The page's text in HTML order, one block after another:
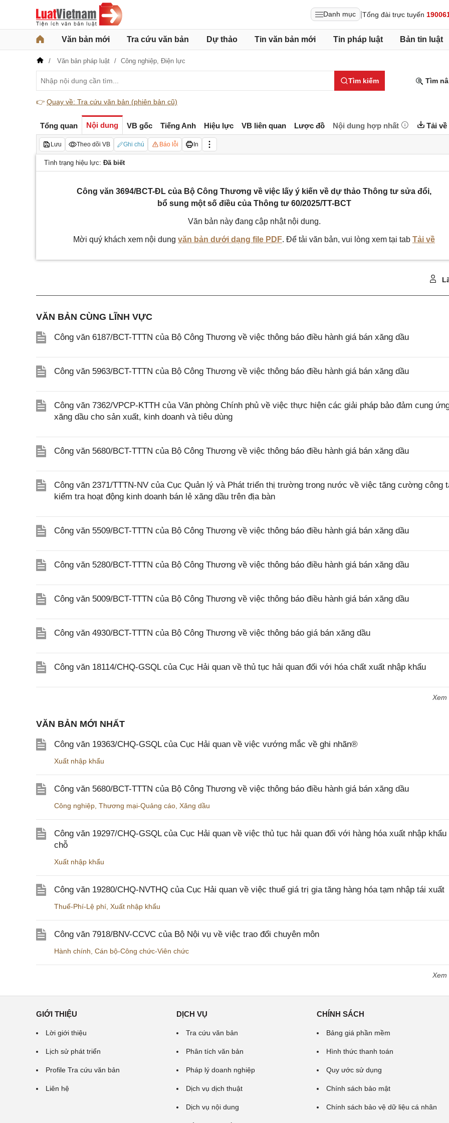
Danh mục Tổng đài trực tuyến
Văn bản mới Tra cứu văn bản Dự thảo Tin văn bản mới Tin pháp luật Bản tin luật
Văn bản pháp luật Công nghiệp, Điện lực
Tìm kiếm Tìm
👉 Quay về: Tra cứu văn bản (phiên bản cũ)
Tổng quan Nội dung VB gốc Tiếng Anh Hiệu lực VB liên quan Lược đồ Nội dung hợp nhất Tải về
Lưu Theo dõi VB Ghi chú Báo lỗi In
Tình trạng hiệu lực: Đã biết
Công văn 3694/BCT-ĐL của Bộ Công Thương về việc lấy ý kiến về dự thảo Thông tư sửa đổi,
bổ sung một số điều của Thông tư 60/2025/TT-BCT
Văn bản này đang cập nhật nội dung.
Mời quý khách xem nội dung văn bản dưới dạng file PDF. Để tải văn bản, vui lòng xem tại tab Tải về
VĂN BẢN CÙNG LĨNH VỰC
Công văn 6187/BCT-TTTN của Bộ Công Thương về việc thông báo điều hành giá bán xăng dầu
Công văn 5963/BCT-TTTN của Bộ Công Thương về việc thông báo điều hành giá bán xăng dầu
Công văn 7362/VPCP-KTTH của Văn phòng Chính phủ về việc thực hiện các giải pháp bảo đảm cung
xăng dầu cho sản xuất, kinh doanh và tiêu dùng
Công văn 5680/BCT-TTTN của Bộ Công Thương về việc thông báo điều hành giá bán xăng dầu
Công văn 2371/TTTN-NV của Cục Quản lý và Phát triển thị trường trong nước về việc tăng cường công
kiểm tra hoạt động kinh doanh bán lẻ xăng dầu trên địa bàn
Công văn 5509/BCT-TTTN của Bộ Công Thương về việc thông báo điều hành giá bán xăng dầu
Công văn 5280/BCT-TTTN của Bộ Công Thương về việc thông báo điều hành giá bán xăng dầu
Công văn 5009/BCT-TTTN của Bộ Công Thương về việc thông báo điều hành giá bán xăng dầu
Công văn 4930/BCT-TTTN của Bộ Công Thương về việc thông báo giá bán xăng dầu
Công văn 18114/CHQ-GSQL của Cục Hải quan về thủ tục hải quan đối với hóa chất xuất nhập khẩu
VĂN BẢN MỚI NHẤT
Công văn 19363/CHQ-GSQL của Cục Hải quan về việc vướng mắc về ghi nhãn®
Xuất nhập khẩu
Công văn 5680/BCT-TTTN của Bộ Công Thương về việc thông báo điều hành giá bán xăng dầu
Công nghiệp Thương mại-Quảng cáo Xăng dầu
Công văn 19297/CHQ-GSQL của Cục Hải quan về việc thủ tục hải quan đối với hàng hóa xuất nhập khẩu
chỗ
Xuất nhập khẩu
Công văn 19280/CHQ-NVTHQ của Cục Hải quan về việc thuế giá trị gia tăng hàng hóa tạm nhập tái xuất
Thuế-Phí-Lệ phí Xuất nhập khẩu
Công văn 7918/BNV-CCVC của Bộ Nội vụ về việc trao đổi chuyên môn
Hành chính Cán bộ-Công chức-Viên chức
GIỚI THIỆU
Lời giới thiệu
Lịch sử phát triển
Profile Tra cứu văn bản
Liên hệ
DỊCH VỤ
Tra cứu văn bản
Phân tích văn bản
Pháp lý doanh nghiệp
Dịch vụ dịch thuật
Dịch vụ nội dung
CHÍNH SÁCH
Bảng giá phần mềm
Hình thức thanh toán
Quy ước sử dụng
Chính sách bảo mật
Chính sách bảo vệ dữ liệu cá nhân